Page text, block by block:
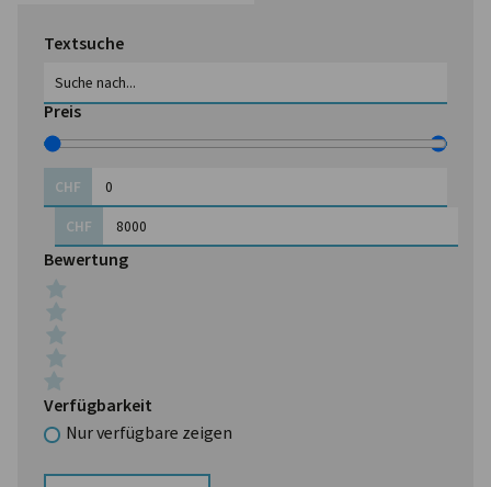
Textsuche
Preis
CHF
CHF
Bewertung
Verfügbarkeit
Nur verfügbare zeigen